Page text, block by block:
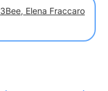
3Bee, Elena Fraccaro